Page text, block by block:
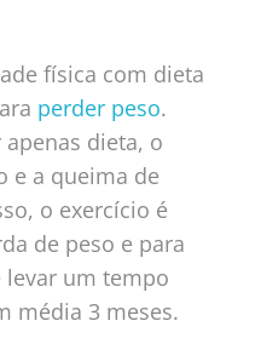
física com dieta
perder peso.
dieta, o
e a queima de
o exercício é
de peso e para
levar um tempo
média 3 meses.